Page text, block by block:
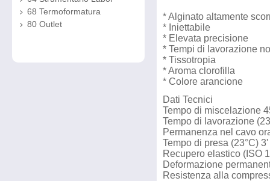
68 Termoformatura
80 Outlet
* Alginato altamente
* Iniettabile
* Elevata precisione
* Tempi di lavorazione
* Tissotropia
* Aroma clorofilla
* Colore arancione
Dati Tecnici
Tempo di miscelazione
Tempo di lavorazione
Permanenza nel cavo
Tempo di presa (23°C)
Recupero elastico (ISO
Deformazione
Resistenza alla